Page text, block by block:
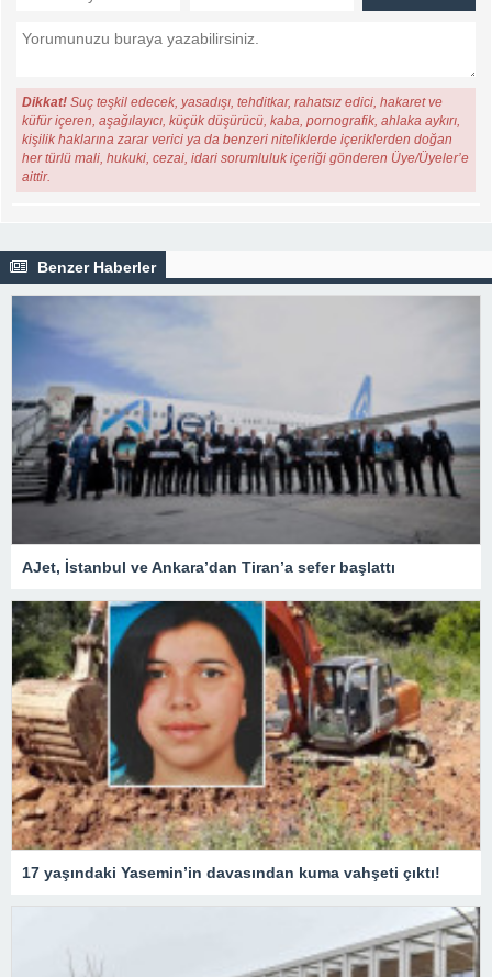
Dikkat! Suç teşkil edecek, yasadışı, tehditkar, rahatsız edici, hakaret ve
küfür içeren, aşağılayıcı, küçük düşürücü, kaba, pornografik, ahlaka aykırı,
kişilik haklarına zarar verici ya da benzeri niteliklerde içeriklerden doğan
her türlü mali, hukuki, cezai, idari sorumluluk içeriği gönderen Üye/Üyeler’e
aittir.
Benzer Haberler
AJet, İstanbul ve Ankara’dan Tiran’a sefer başlattı
17 yaşındaki Yasemin’in davasından kuma vahşeti çıktı!